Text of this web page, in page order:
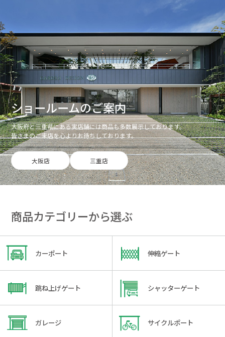
ショールームのご案内
大阪府と三重県にある実店舗には商品も多数展示しております。
皆さまのご来店を心よりお待ちしております。
大阪店 三重店
商品カテゴリーから選ぶ
カーポート 伸縮ゲート
跳ね上げゲート シャッターゲート
ガレージ サイクルポート